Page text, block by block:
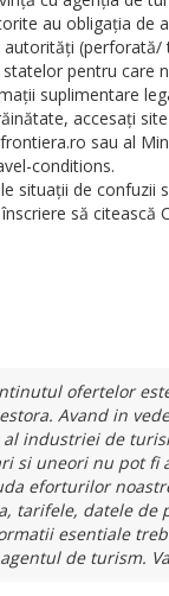
au obligația de
(perforată/
pentru care
suplimentare
accesați
sau al
conditions.
situații de confuzii
să citească
ofertelor
Avand in
industriei de
si uneori nu pot fi
eforturilor
tarifele, datele de
esentiale
de turism.